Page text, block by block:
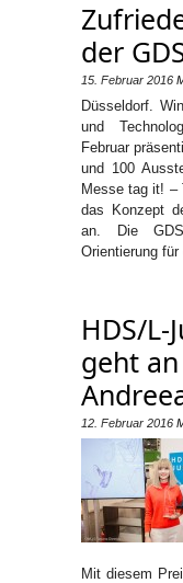
der
15. Februar 2016
Düsseldorf.
und
Februar
und 100
Messe tag it! –
das Konzept
an. Die
Orientierung
HDS/L-
geht
12. Februar 2016
Mit diesem